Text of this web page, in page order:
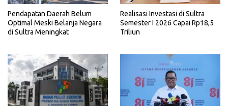
Pendapatan Daerah Belum
Optimal Meski Belanja Negara
di Sultra Meningkat
Realisasi Investasi di Sultra
Semester I 2026 Capai Rp18,5
Triliun